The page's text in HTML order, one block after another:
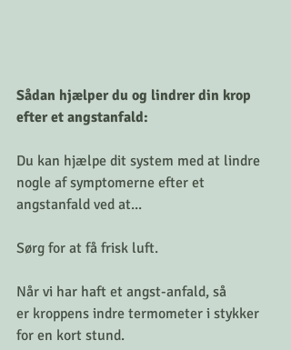
Sådan hjælper du og lindrer din krop
efter et angstanfald:
Du kan hjælpe dit system med at lindre
nogle af symptomerne efter et
angstanfald ved at...
Sørg for at få frisk luft.
Når vi har haft et angst-anfald, så
er kroppens indre termometer i stykker
for en kort stund.